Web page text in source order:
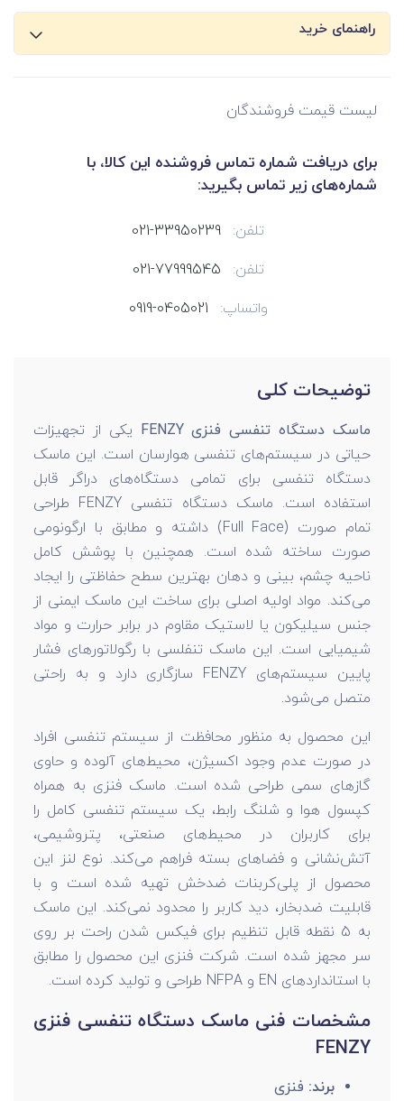
راهنمای خرید
لیست قیمت فروشندگان
برای دریافت شماره تماس فروشنده این کالا، با
شماره‌های زیر تماس بگیرید:
تلفن:
021-33950239
تلفن:
021-77999545
واتساپ:
0919-0405021
توضیحات کلی
ماسک دستگاه تنفسی فنزی FENZY
یکی از تجهیزات
حیاتی در سیستم‌های تنفسی هوارسان است. این ماسک
دستگاه تنفسی برای تمامی دستگاه‌های دراگر قابل
استفاده است. ماسک دستگاه تنفسی FENZY طراحی
تمام صورت (Full Face) داشته و مطابق با ارگونومی
صورت ساخته شده است. همچنین با پوشش کامل
ناحیه چشم، بینی و دهان بهترین سطح حفاظتی را ایجاد
می‌کند. مواد اولیه اصلی برای ساخت این ماسک ایمنی از
جنس سیلیکون یا لاستیک مقاوم در برابر حرارت و مواد
شیمیایی است. این ماسک تنفلسی با رگولاتورهای فشار
پایین سیستم‌های FENZY سازگاری دارد و به راحتی
متصل می‌شود.
این محصول به منظور محافظت از سیستم تنفسی افراد
در صورت عدم وجود اکسیژن، محیط‌های آلوده و حاوی
گازهای سمی طراحی شده است. ماسک فنزی به همراه
کپسول هوا و شلنگ رابط، یک سیستم تنفسی کامل را
برای کاربران در محیط‌های صنعتی، پتروشیمی،
آتش‌نشانی و فضاهای بسته فراهم می‌کند. نوع لنز این
محصول از پلی‌کربنات ضدخش تهیه شده است و با
قابلیت ضدبخار، دید کاربر را محدود نمی‌کند. این ماسک
به 5 نقطه قابل تنظیم برای فیکس شدن راحت بر روی
سر مجهز شده است. شرکت فنزی این محصول را مطابق
با استانداردهای EN و NFPA طراحی و تولید کرده است.
مشخصات فنی ماسک دستگاه تنفسی فنزی
FENZY
برند: فنزی